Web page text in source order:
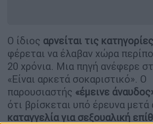
Ο ίδιος αρνείται τις κατηγορίες
φέρεται να έλαβαν χώρα
20 χρόνια. Μια πηγή ανέφερε
«Είναι αρκετά σοκαριστικό». Ο
παρουσιαστής «έμεινε
ότι βρίσκεται υπό έρευνα μετά
καταγγελία για σεξουαλική